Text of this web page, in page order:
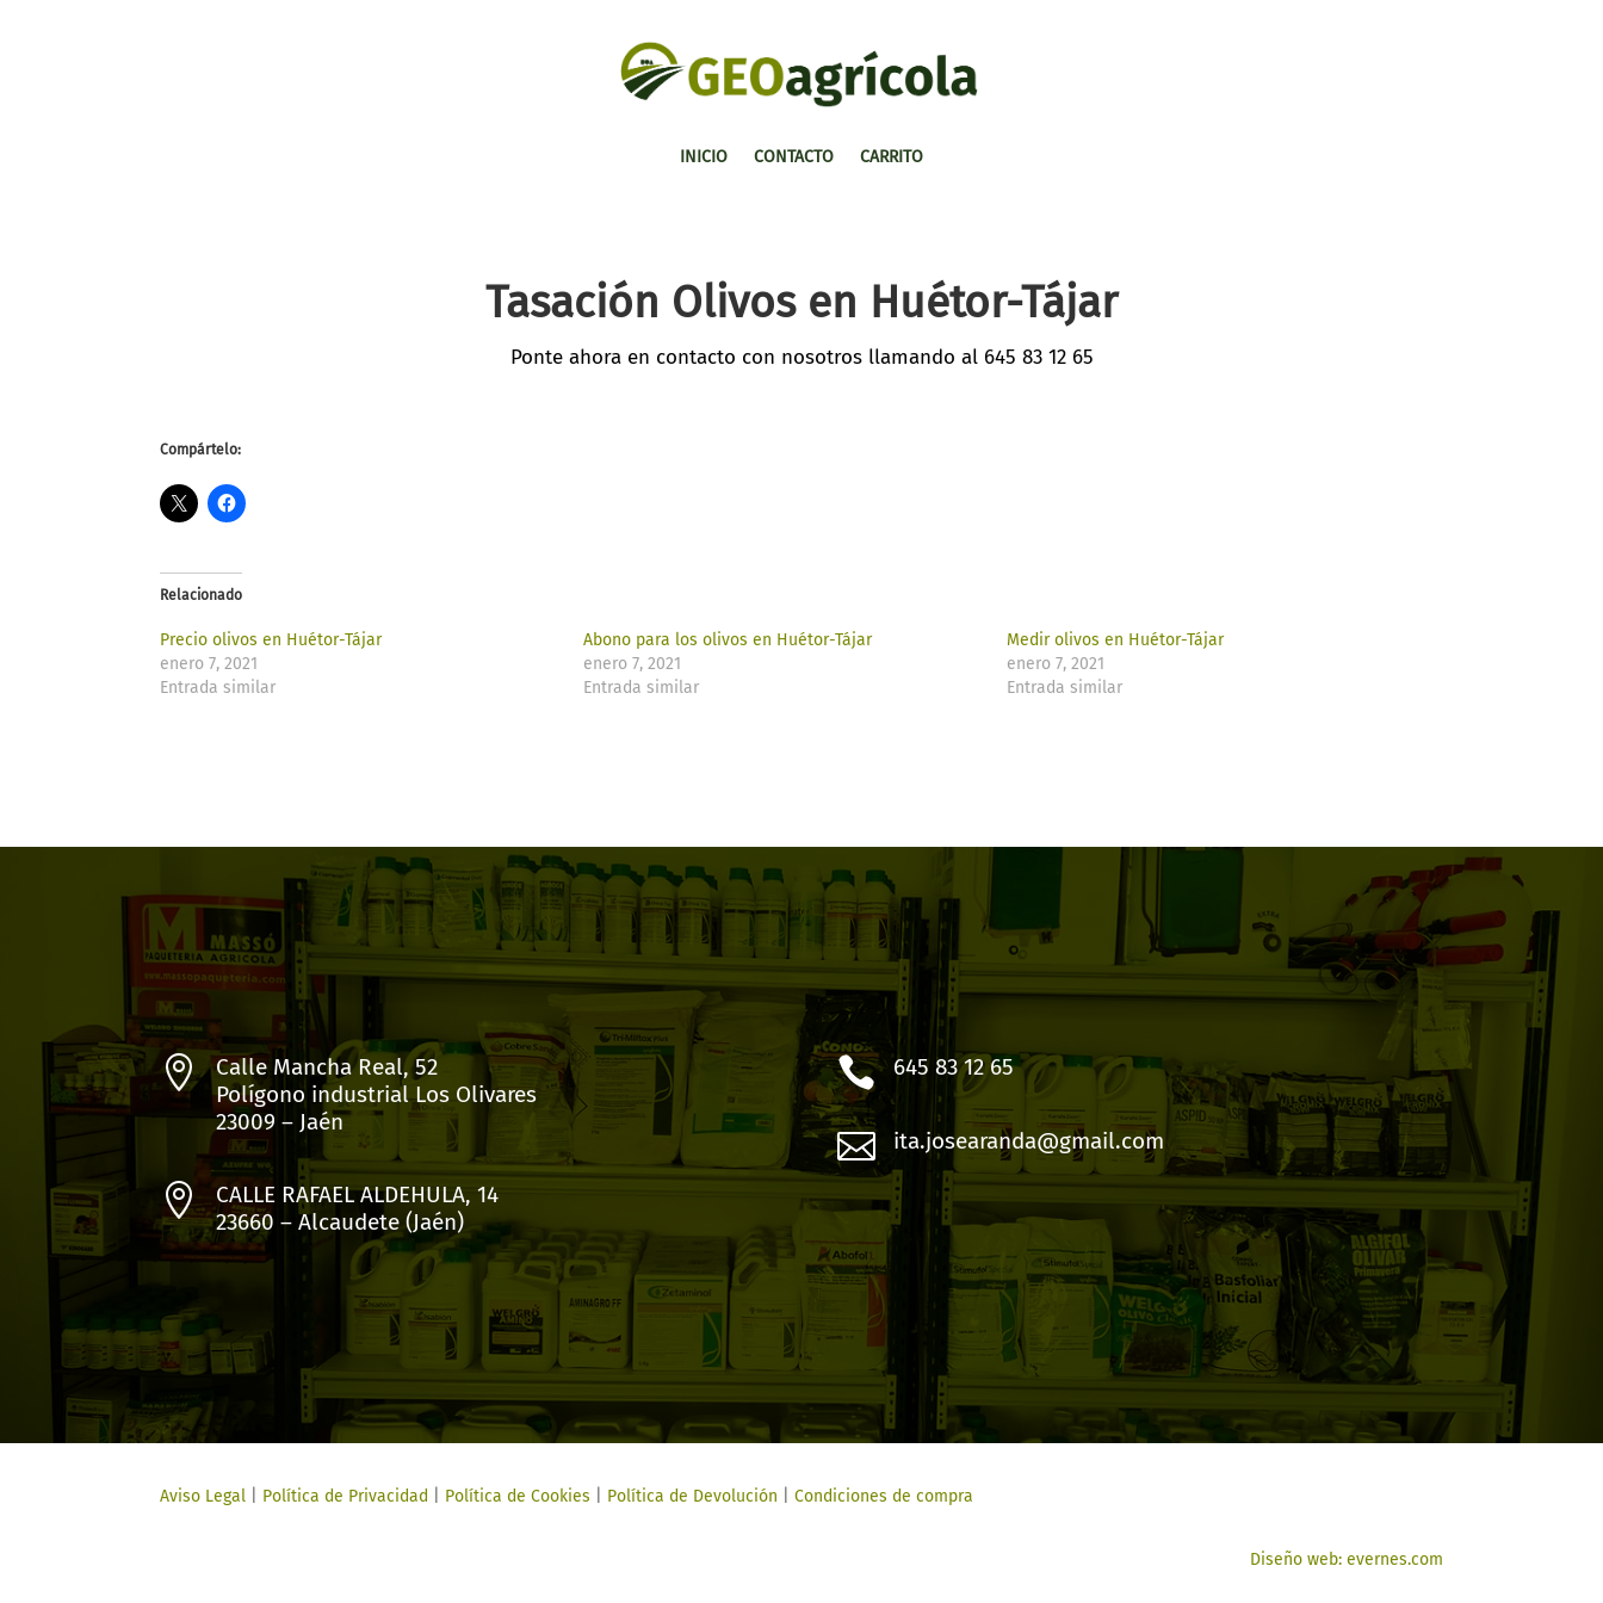
INICIO CONTACTO CARRITO
Tasación Olivos en Huétor-Tájar
Ponte ahora en contacto con nosotros llamando al 645 83 12 65
Compártelo:
Relacionado
Precio olivos en Huétor-Tájar
enero 7, 2021
Entrada similar
Abono para los olivos en Huétor-Tájar
enero 7, 2021
Entrada similar
Medir olivos en Huétor-Tájar
enero 7, 2021
Entrada similar

Calle Mancha Real, 52
Polígono industrial Los Olivares
23009 – Jaén

CALLE RAFAEL ALDEHULA, 14
23660 – Alcaudete (Jaén)
 645 83 12 65
 ita.josearanda@gmail.com
Aviso Legal Política de Privacidad Política de Cookies Política de Devolución |Condiciones de compra
Diseño web: evernes.com